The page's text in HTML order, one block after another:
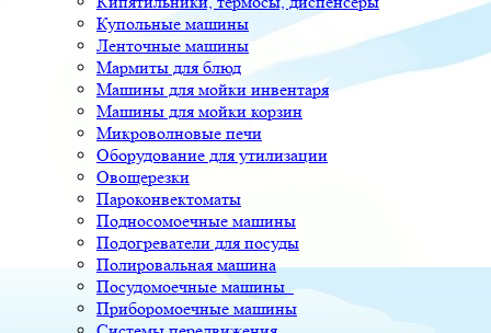
Купольные машины
Ленточные машины
Мармиты для блюд
Машины для мойки инвентаря
Машины для мойки корзин
Микроволновые печи
Оборудование для утилизации
Овощерезки
Пароконвектоматы
Подносомоечные машины
Подогреватели для посуды
Полировальная машина
Посудомоечные машины
Приборомоечные машины